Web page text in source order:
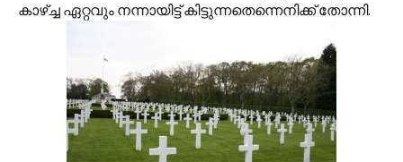
കാഴ്ച്ച ഏറ്റവും നന്നായിട്ട് കിട്ടുന്നതെന്നെനിക്ക് തോന്നി.